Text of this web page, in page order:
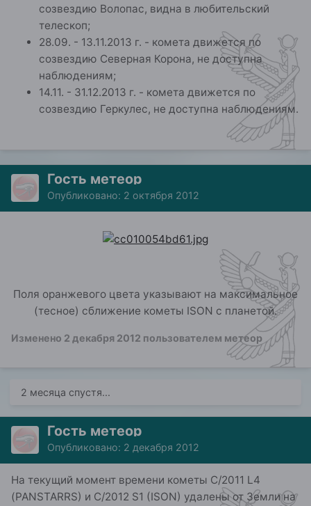
созвездию Волопас, видна в любительский
телескоп;
28.09. - 13.11.2013 г. - комета движется по
созвездию Северная Корона, не доступна
наблюдениям;
14.11. - 31.12.2013 г. - комета движется по
созвездию Геркулес, не доступна наблюдениям.
Гость метеор
Опубликовано: 2 октября 2012
Поля оранжевого цвета указывают на максимальное
(тесное) сближение кометы ISON с планетой.
Изменено 2 декабря 2012 пользователем метеор
2 месяца спустя...
Гость метеор
Опубликовано: 2 декабря 2012
На текущий момент времени кометы C/2011 L4
(PANSTARRS) и C/2012 S1 (ISON) удалены от Земли на